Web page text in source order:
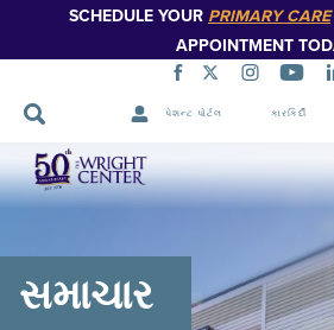
SCHEDULE YOUR PRIMARY CARE
APPOINTMENT
પેશન્ટ પોર્ટલ કારકિર્દી
નેવિગેશન
છોડો
સમાચાર